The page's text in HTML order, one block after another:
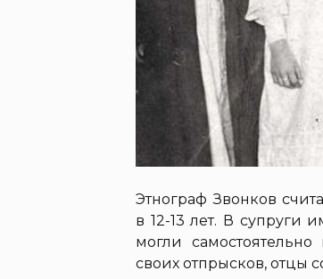
Этнограф Звонков
в 12-13 лет. В супруги
могли
своих отпрысков, отцы